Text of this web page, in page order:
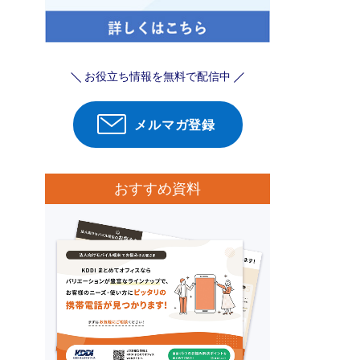
お役立ち情報を無料で配信中
メルマガ登録
おすすめ資料